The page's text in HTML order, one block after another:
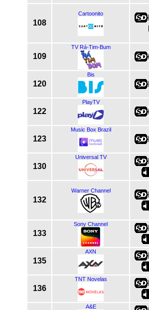
108
Cartoonito
109
TV Rá-Tim-Bum
120
Bis
122
PlayTV
123
Music Box Brazil
130
Universal TV
132
Warner Channel
133
Sony Channel
135
AXN
136
TNT Novelas
A&E